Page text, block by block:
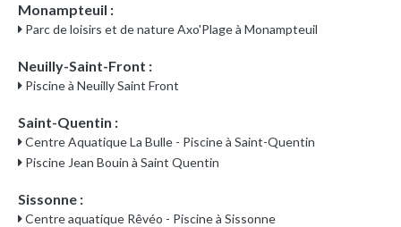
Monampteuil :
Parc de loisirs et de nature Axo'Plage à Monampteuil
Neuilly-Saint-Front :
Piscine à Neuilly Saint Front
Saint-Quentin :
Centre Aquatique La Bulle - Piscine à Saint-Quentin
Piscine Jean Bouin à Saint Quentin
Sissonne :
Centre aquatique Rêvéo - Piscine à Sissonne